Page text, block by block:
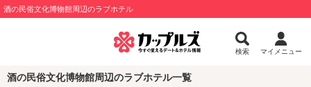
酒の民俗文化博物館周辺のラブホテル
検索 マイメニュー
酒の民俗文化博物館周辺のラブホテル一覧